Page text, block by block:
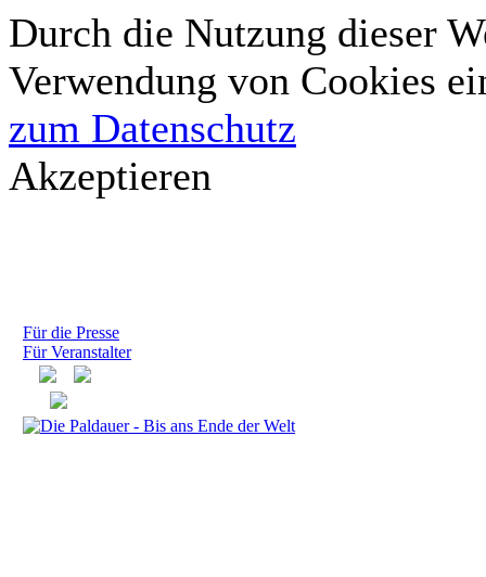
Durch die Nutzung dieser
Verwendung von Cookies
zum Datenschutz
Akzeptieren
Für die Presse
Für Veranstalter